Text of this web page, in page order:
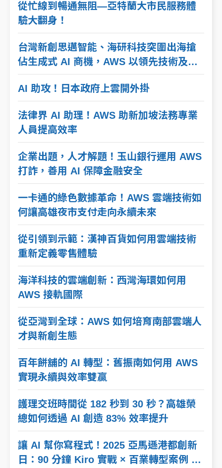
從忙線到暢通無阻—亞特蘭大市民服務體
驗大翻身！
台灣新創思邁智能、海研科技突圍出海搶
佔生成式 AI 商機，AWS 以領先技術及資
源成為最強後盾
AI 助攻！日本政府上雲開外掛
法律界 AI 助理！AWS 助新加坡法務專業
人員提高效率
企業出題，人才解題！玉山銀行運用 AWS
打詐，善用 AI 保障金融安全
一卡通的綠色數據革命！AWS 雲端技術如
何讓高雄夜市支付走向永續未來
從引領到示範：漢神百貨如何用雲端技術
重新定義零售體驗
海洋科技的雲端創新：西灣海環如何用
AWS 接軌國際
從亞灣到全球：AWS 如何培育南部雲端人
才與新創生態
百年餅舖的 AI 轉型：舊振南如何用 AWS
實現永續與效率雙贏
護理交班時間從 182 秒到 30 秒？高雄榮
總如何透過 AI 創造 83% 效率提升
讓 AI 幫你寫程式！2025 亞馬遜港都創新
日：90 分鐘 Kiro 實戰 × 百業轉型案例 ×